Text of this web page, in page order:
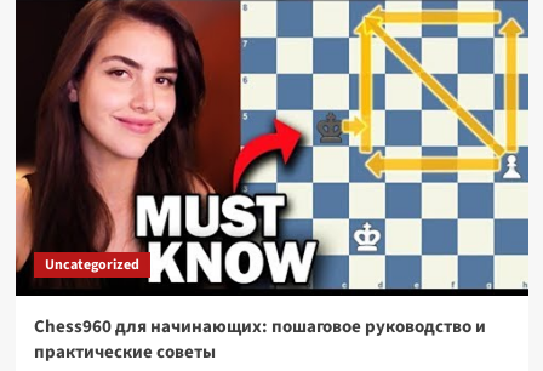
Uncategorized
Chess960 для начинающих: пошаговое руководство и
практические советы